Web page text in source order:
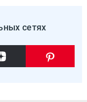
сетях